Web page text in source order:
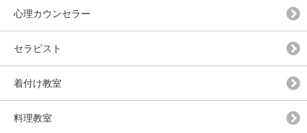
心理カウンセラー
セラピスト
着付け教室
料理教室